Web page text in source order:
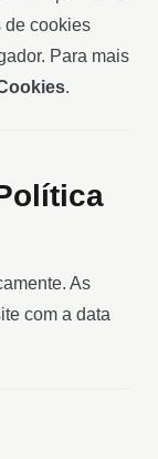
de cookies
Para mais
.
As
com a data